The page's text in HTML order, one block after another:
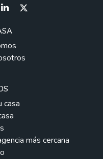
casa
más cercana